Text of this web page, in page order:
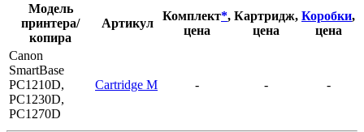
Модель
принтера/
копира
Артикул
Комплект*,
цена
Картридж,
цена
Коробки,
цена
Canon
SmartBase
PC1210D,
PC1230D,
PC1270D
Cartridge М - - -